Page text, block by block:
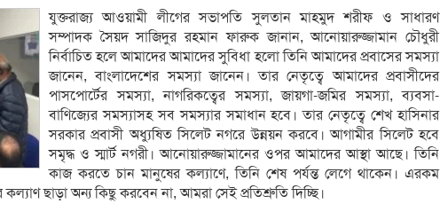
যুক্তরাজ্য আওয়ামী লী‌গের সভাপ‌তি সুলতান মাহমুদ শরীফ ও সাধারণ
সম্পাদক সৈয়দ সা‌জিদুর রহমান ফারুক জানান, আনোয়ারুজ্জামান চৌধুরী
নির্বাচিত হ‌লে আমা‌দের আমা‌দের সু‌বিধা হলো তি‌নি আমা‌দের প্রবা‌সের সমস্যা
জা‌নেন, বাংলা‌দে‌শের সমস্যা জা‌নেন। তার নেতৃ‌ত্বে আমা‌দের প্রবাসী‌দের
পাসপো‌র্টের সমস্যা, নাগ‌রিক‌ত্বের সমস্যা, জায়গা-জ‌মির সমস্যা, ব্যবসা-
বা‌ণি‌জ্যের সমস্যাসহ সব সমস্যার সমাধান হ‌বে। তার নেতৃ‌ত্বে শেখ হা‌সিনার
সরকার প্রবাসী অধ্যু‌ষিত সি‌লেট নগ‌রে উন্নয়ন কর‌বে। আগামীর সি‌লেট হ‌বে
সমৃদ্ধ ও স্মার্ট নগরী। আনোয়ারুজ্জামানের ওপর আমা‌দের আস্থা আছে। তিনি
কাজ কর‌তে চান মানু‌ষের কল্যা‌ণে, তিনি শেষ পর্যন্ত লে‌গে থা‌কেন। এরকম
ছাড়া অন্য কিছু কর‌বেন না, আমরা সেই প্র‌তিশ্রু‌তি দিচ্ছি।